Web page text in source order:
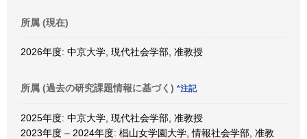
所属 (現在)
2026年度: 中京大学, 現代社会学部, 准教授
所属 (過去の研究課題情報に基づく) *注記
2025年度: 中京大学, 現代社会学部, 准教授
2023年度 – 2024年度: 椙山女学園大学, 情報社会学部, 准教